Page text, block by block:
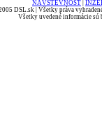
NÁVŠTEVNOSŤ
DSL.sk | Všetky práva
Všetky uvedené informácie sú